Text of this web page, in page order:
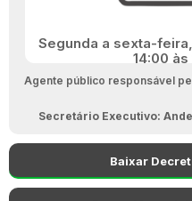
Segunda a sexta-
14:00 às
Agente público responsável
Secretário Executivo:
Baixar